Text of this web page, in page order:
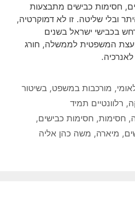
חסימות כבישים מתבצעות
ובלי שליטה. זו לא דמוקרטיה,
בכבישי ישראל בשנים
המשפטית לממשלה, חורג
, מורכבות במשפט, בשיטור
, רלוונטיים תמיד
, חסימות, חסימות כבישים,
, מיארה, משה כהן אליה